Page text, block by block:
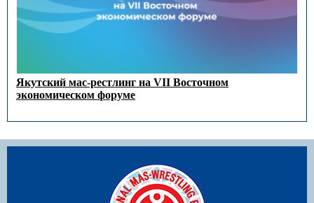
Якутский мас-рестлинг на VII Восточном
экономическом форуме